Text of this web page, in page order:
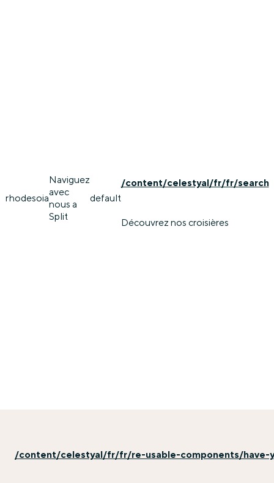
rhodesoia
Naviguez
avec
nous a
Split
default
/content/celestyal/fr/fr/search
Découvrez nos croisières
/content/celestyal/fr/fr/re-usable-components/have-